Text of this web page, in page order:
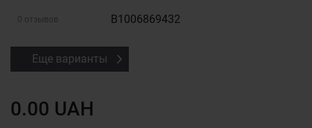
0 отзывов B1006869432
Еще варианты
0.00 UAH